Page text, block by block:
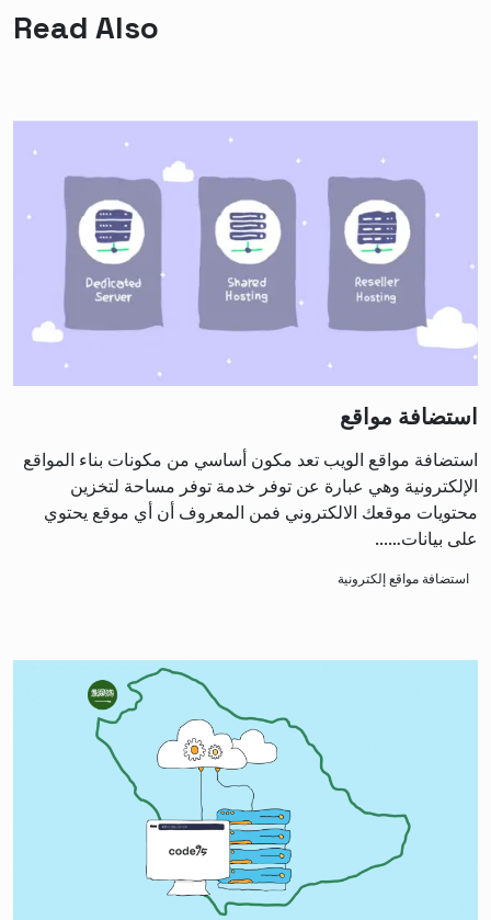
Read Also
استضافة مواقع
استضافة مواقع الويب تعد مكون أساسي من مكونات بناء المواقع
الإلكترونية وهي عبارة عن توفر خدمة توفر مساحة لتخزين
محتويات موقعك الالكتروني فمن المعروف أن أي موقع يحتوي
على بيانات…...
استضافة مواقع إلكترونية